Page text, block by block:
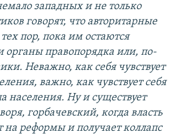
западных и не только
говорят, что авторитарные
пор, пока им остаются
правопорядка или, по-
Неважно, как себя чувствует
важно, как чувствует себя
населения. Ну и существует
горбачевский, когда власть
на реформы и получает коллапс